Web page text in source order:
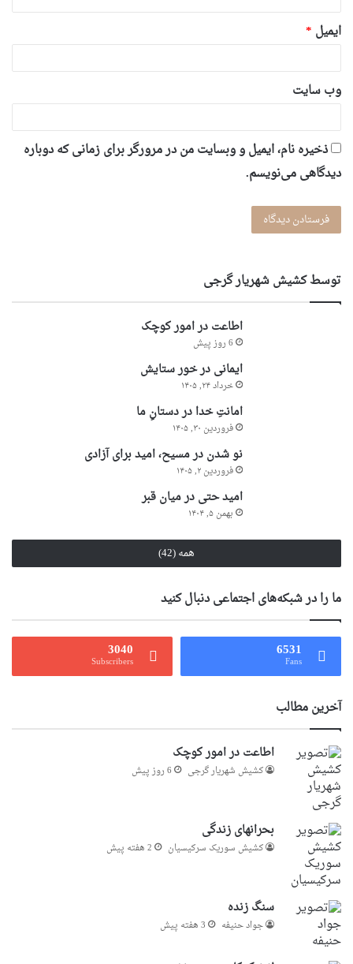
ایمیل *
وب‌ سایت
ذخیره نام، ایمیل و وبسایت من در مرورگر برای زمانی که دوباره
دیدگاهی می‌نویسم.
توسط کشیش شهریار گرجى
اطاعت در امور کوچک
6 روز پیش
ایمانی در خور ستایش
خرداد ۲۴, ۱۴۰۵
امانتِ خدا در دستانِ ما
فروردین ۳۰, ۱۴۰۵
نو شدن در مسیح، امید برای آزادی
فروردین ۲, ۱۴۰۵
امید حتی در میان قبر
بهمن ۵, ۱۴۰۴
همه (42)
ما را در شبکه‌های اجتماعی دنبال کنید
6531
Fans
3040
Subscribers
آخرین مطالب
اطاعت در امور کوچک
کشیش شهریار گرجى 6 روز پیش
بحرانهای زندگی
کشیش سوریک سرکیسیان 2 هفته پیش
سنگ زنده
جواد حنیفه 3 هفته پیش